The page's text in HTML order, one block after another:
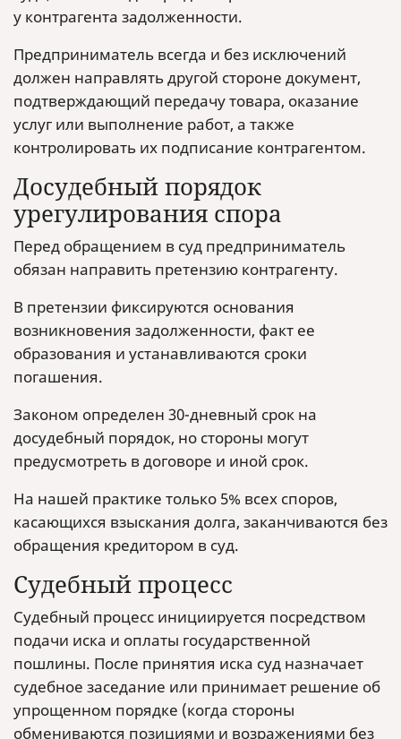
у контрагента задолженности.
Предприниматель всегда и без исключений
должен направлять другой стороне документ,
подтверждающий передачу товара, оказание
услуг или выполнение работ, а также
контролировать их подписание контрагентом.
Досудебный порядок
урегулирования спора
Перед обращением в суд предприниматель
обязан направить претензию контрагенту.
В претензии фиксируются основания
возникновения задолженности, факт ее
образования и устанавливаются сроки
погашения.
Законом определен 30-дневный срок на
досудебный порядок, но стороны могут
предусмотреть в договоре и иной срок.
На нашей практике только 5% всех споров,
касающихся взыскания долга, заканчиваются без
обращения кредитором в суд.
Судебный процесс
Судебный процесс инициируется посредством
подачи иска и оплаты государственной
пошлины. После принятия иска суд назначает
судебное заседание или принимает решение об
упрощенном порядке (когда стороны
обмениваются позициями и возражениями без